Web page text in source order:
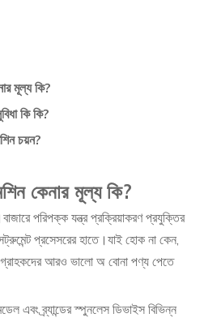
মূল্য কি?
কি কি?
চয়ন?
কেনার মূল্য কি?
পরিপক্ক যন্ত্র প্রক্রিয়াকরণ প্রযুক্তির
প্রসেসরের হাতে।যাই হোক না কেন,
আরও ভালো অ বোনা পণ্য পেতে
এবং ব্র্যান্ডের স্পুনলেস ডিভাইস বিভিন্ন